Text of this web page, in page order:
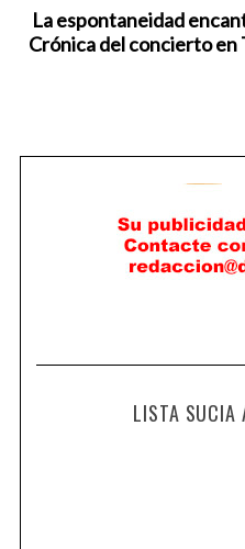
La espontaneidad
Crónica del concierto en
LISTA SUCIA